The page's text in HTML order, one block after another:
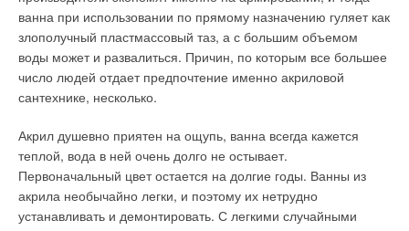
ванна при использовании по прямому назначению гуляет как
злополучный пластмассовый таз, а с большим объемом
воды может и развалиться. Причин, по которым все большее
число людей отдает предпочтение именно акриловой
сантехнике, несколько.
Акрил душевно приятен на ощупь, ванна всегда кажется
теплой, вода в ней очень долго не остывает.
Первоначальный цвет остается на долгие годы. Ванны из
акрила необычайно легки, и поэтому их нетрудно
устанавливать и демонтировать. С легкими случайными
экономии энергии, что выражается в создании
оборудования, которое “выжимает” из энергоносителя все
возможное, тем самым практически не оставляя на выходе
вредных выбросов, а КПД повышается до максимально
возможной величины.
ПРОИЗВОДИТЕЛИ
На мировом рынке действует множество компаний, которые
производят газовые нагреватели различного типа. Но выбор
от этого упрощается ненамного. Производителей котлов
предыдущем расчете. Однако часто эта система
используется, как дополнительный тепловой комфорт в
отдельных помещениях (ванная комната, бассейн, сауна,
зимний сад и т.п.).
мощности в зависимости от расчетной температуры на
поверхности пола и внутреннего воздуха в этом помещении
с учетом нагреваемой площади. В любом случае при выборе
и расчете напольного отопления проектировщику следует
помнить о том, что по санитарно-гигиеническим